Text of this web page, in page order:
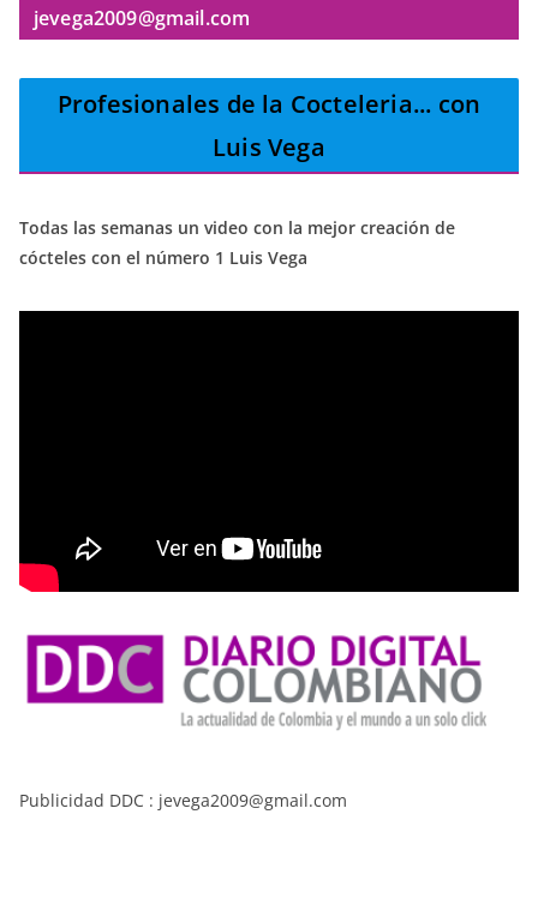
jevega2009@gmail.com
Profesionales de la Cocteleria... con
Luis Vega
Todas las semanas un video con la mejor creación de
cócteles con el número 1 Luis Vega
Publicidad DDC : jevega2009@gmail.com